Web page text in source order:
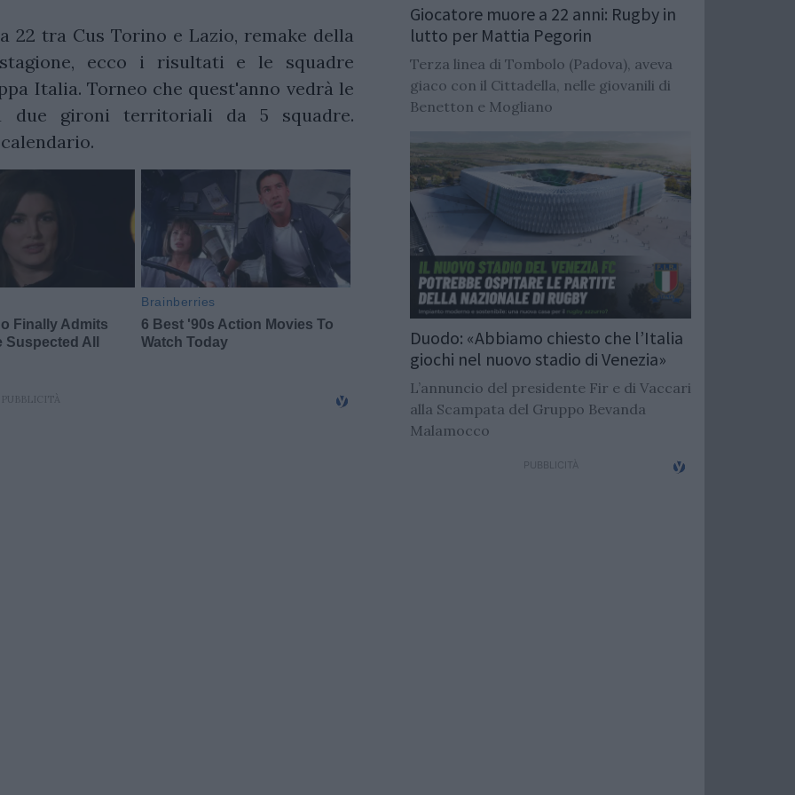
22 tra Cus Torino e Lazio, remake della
ecco i risultati e le squadre
Italia. Torneo che quest'anno vedrà le
due gironi territoriali da 5 squadre.
Giocatore muore a 22 anni: Rugby in
lutto per Mattia Pegorin
Terza linea di Tombolo (Padova), aveva
giaco con il Cittadella, nelle giovanili di
Benetton e Mogliano
Duodo: «Abbiamo chiesto che l’Italia
giochi nel nuovo stadio di Venezia»
L’annuncio del presidente Fir e di Vaccari
alla Scampata del Gruppo Bevanda
Malamocco